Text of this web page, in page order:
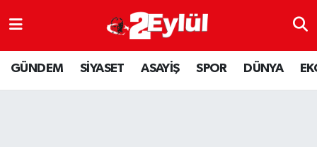
GÜNDEM SİYASET ASAYİŞ SPOR DÜNYA
ASAYİŞ
DÜNYA
Nöbetçi Eczaneler
Hava Durumu